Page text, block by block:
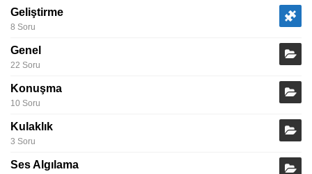
Geliştirme
8 Soru
Genel
22 Soru
Konuşma
10 Soru
Kulaklık
3 Soru
Ses Algılama